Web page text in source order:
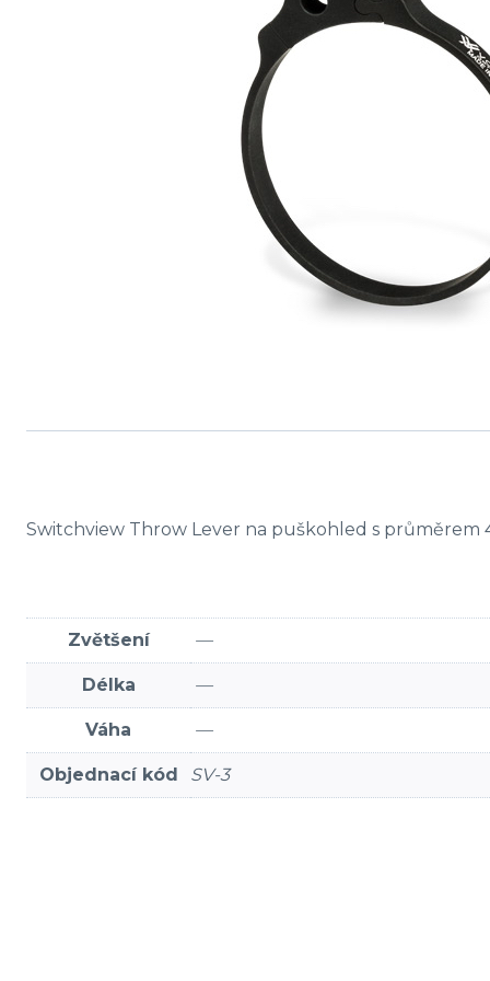
Switchview Throw Lever na puškohled s průměrem
Zvětšení —
Délka —
Váha —
Objednací kód SV-3